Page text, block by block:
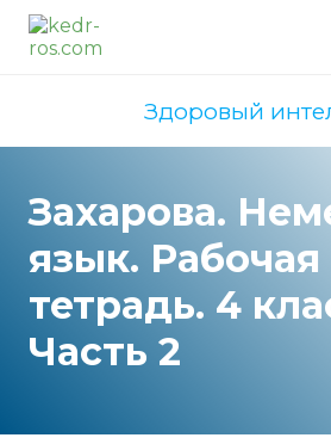
Здоровый
Захарова.
язык. Рабочая
тетрадь. 4
Часть 2